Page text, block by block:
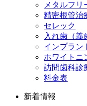
メタルフリ
精密根管治
セレック
入れ歯（義
インプラン
ホワイトニ
訪問歯科診
料金表
新着情報